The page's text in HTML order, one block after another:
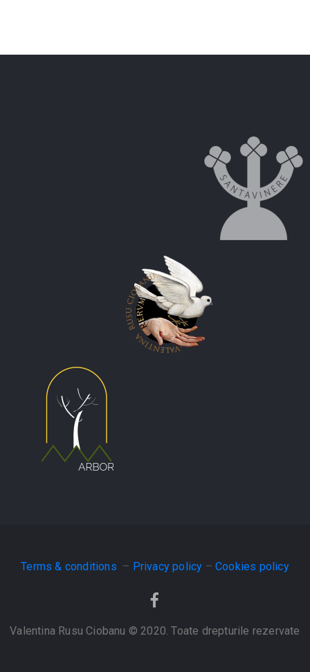
Terms & conditions – Privacy policy –Cookies policy
Valentina Rusu Ciobanu © 2020. Toate drepturile rezervate